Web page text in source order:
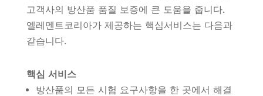
고객사의 방산품 품질 보증에 큰 도움을 줍니다.
엘레멘트코리아가 제공하는 핵심서비스는 다음과
같습니다.
핵심 서비스
방산품의 모든 시험 요구사항을 한 곳에서 해결